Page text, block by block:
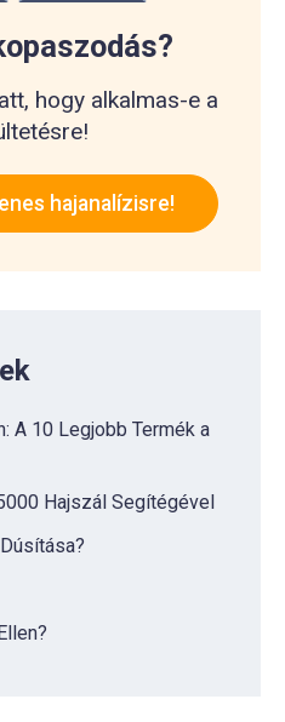
hogy alkalmas-e a
hajanalízisre!
A 10 Legjobb Termék a
Hajszál Segítégével